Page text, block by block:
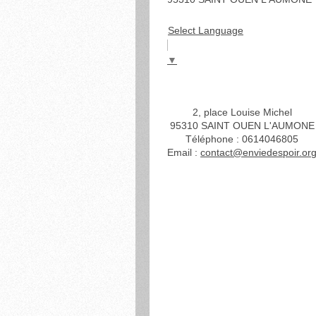
Select Language
▼
2, place Louise Michel
95310 SAINT OUEN L'AUMONE
Téléphone : 0614046805
Email :